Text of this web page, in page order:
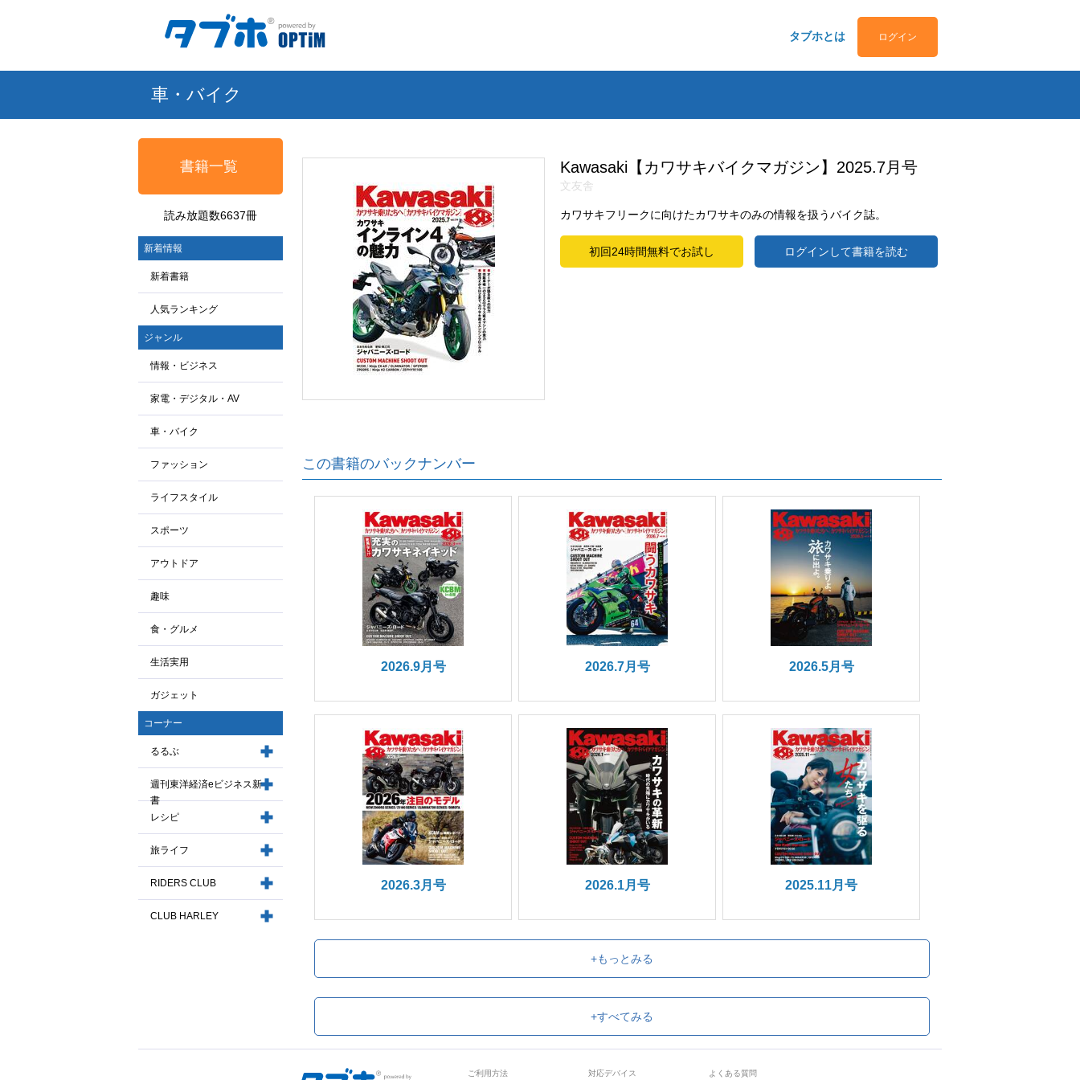
タブホとは ログイン
車・バイク
書籍一覧
読み放題数6637冊
新着情報
新着書籍
人気ランキング
ジャンル
情報・ビジネス
家電・デジタル・AV
車・バイク
ファッション
ライフスタイル
スポーツ
アウトドア
趣味
食・グルメ
生活実用
ガジェット
コーナー
るるぶ
週刊東洋経済eビジネス新
書
レシピ
旅ライフ
RIDERS CLUB
CLUB HARLEY
Kawasaki【カワサキバイクマガジン】2025.7月号
文友舎
カワサキフリークに向けたカワサキのみの情報を扱うバイク誌。
初回24時間無料でお試し ログインして書籍を読む
この書籍のバックナンバー
2026.9月号 2026.7月号 2026.5月号
2026.3月号 2026.1月号 2025.11月号
+もっとみる
+すべてみる
ご利用方法 対応デバイス よくある質問